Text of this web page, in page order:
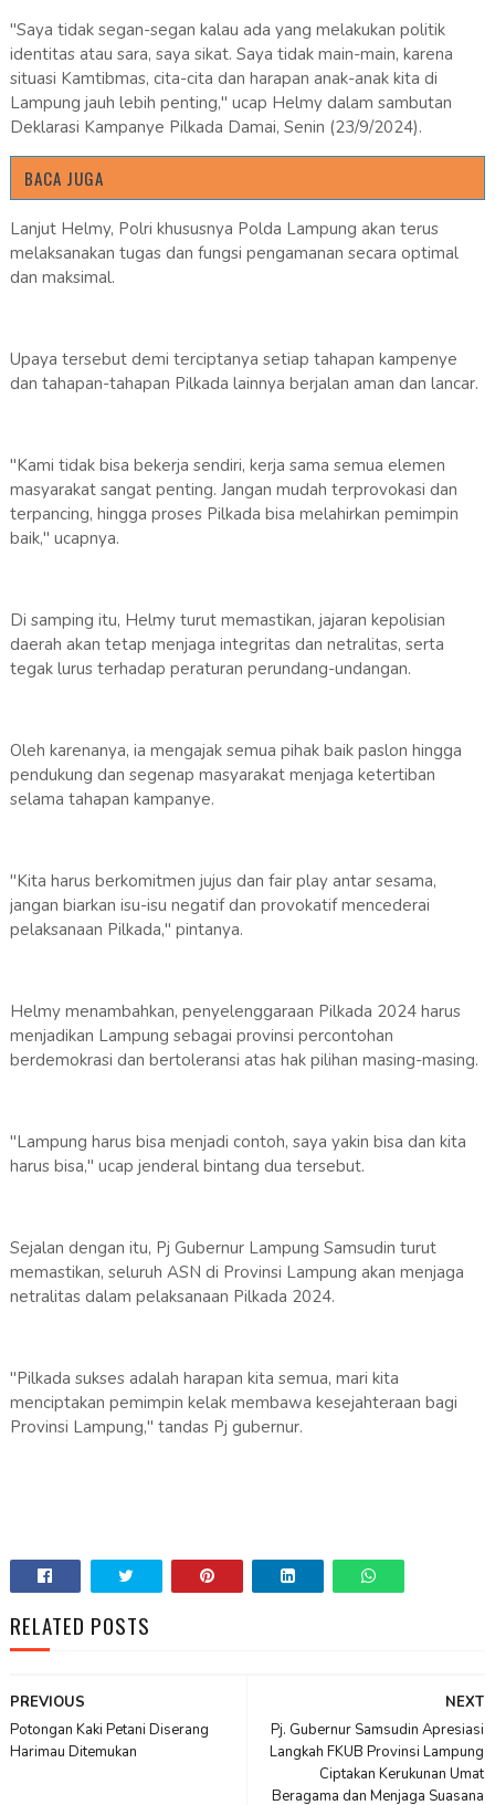
"Saya tidak segan-segan kalau ada yang melakukan politik
identitas atau sara, saya sikat. Saya tidak main-main, karena
situasi Kamtibmas, cita-cita dan harapan anak-anak kita di
Lampung jauh lebih penting," ucap Helmy dalam sambutan
Deklarasi Kampanye Pilkada Damai, Senin (23/9/2024).
BACA JUGA
Lanjut Helmy, Polri khususnya Polda Lampung akan terus
melaksanakan tugas dan fungsi pengamanan secara optimal
dan maksimal.
Upaya tersebut demi terciptanya setiap tahapan kampenye
dan tahapan-tahapan Pilkada lainnya berjalan aman dan lancar.
"Kami tidak bisa bekerja sendiri, kerja sama semua elemen
masyarakat sangat penting. Jangan mudah terprovokasi dan
terpancing, hingga proses Pilkada bisa melahirkan pemimpin
baik," ucapnya.
Di samping itu, Helmy turut memastikan, jajaran kepolisian
daerah akan tetap menjaga integritas dan netralitas, serta
tegak lurus terhadap peraturan perundang-undangan.
Oleh karenanya, ia mengajak semua pihak baik paslon hingga
pendukung dan segenap masyarakat menjaga ketertiban
selama tahapan kampanye.
"Kita harus berkomitmen jujus dan fair play antar sesama,
jangan biarkan isu-isu negatif dan provokatif mencederai
pelaksanaan Pilkada," pintanya.
Helmy menambahkan, penyelenggaraan Pilkada 2024 harus
menjadikan Lampung sebagai provinsi percontohan
berdemokrasi dan bertoleransi atas hak pilihan masing-masing.
"Lampung harus bisa menjadi contoh, saya yakin bisa dan kita
harus bisa," ucap jenderal bintang dua tersebut.
Sejalan dengan itu, Pj Gubernur Lampung Samsudin turut
memastikan, seluruh ASN di Provinsi Lampung akan menjaga
netralitas dalam pelaksanaan Pilkada 2024.
"Pilkada sukses adalah harapan kita semua, mari kita
menciptakan pemimpin kelak membawa kesejahteraan bagi
Provinsi Lampung," tandas Pj gubernur.
RELATED POSTS
NEXT
Pj. Gubernur Samsudin Apresiasi
Langkah FKUB Provinsi Lampung
Ciptakan Kerukunan Umat
Beragama dan Menjaga Suasana
PREVIOUS
Potongan Kaki Petani Diserang
Harimau Ditemukan